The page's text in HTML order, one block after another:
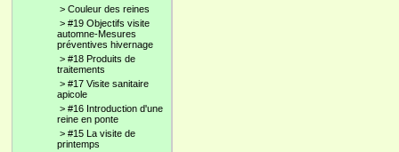
> Couleur des reines
> #19 Objectifs visite
automne-Mesures
préventives hivernage
> #18 Produits de
traitements
> #17 Visite sanitaire
apicole
> #16 Introduction d'une
reine en ponte
> #15 La visite de
printemps